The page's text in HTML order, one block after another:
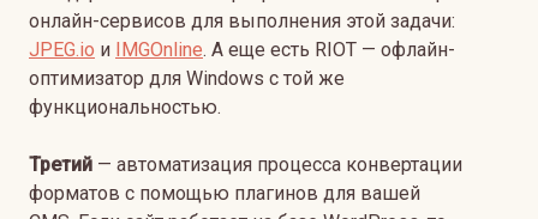
онлайн-сервисов для выполнения этой задачи:
JPEG.io и IMGOnline. А еще есть RIOT — офлайн-
оптимизатор для Windows с той же
функциональностью.
Третий — автоматизация процесса конвертации
форматов с помощью плагинов для вашей